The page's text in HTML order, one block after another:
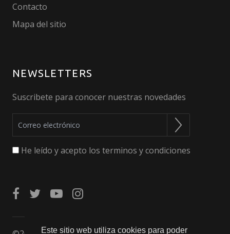
Este sitio web utiliza cookies para poder
Contacto
Mapa del sitio
NEWSLETTERS
Suscribete para conocer nuestras novedades
He leído y acepto los terminos y condiciones